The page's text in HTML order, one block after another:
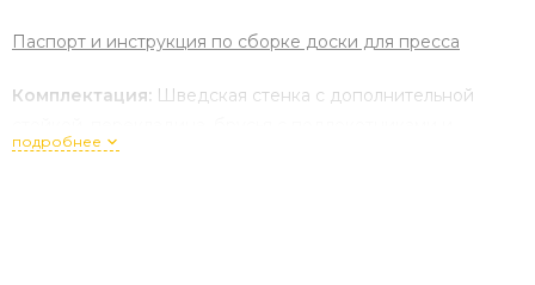
Паспорт и инструкция по сборке доски для пресса
Комплектация: Шведская стенка с дополнительной
спинкой, скамья для пресса горизонтальная, упоры для
подробнее